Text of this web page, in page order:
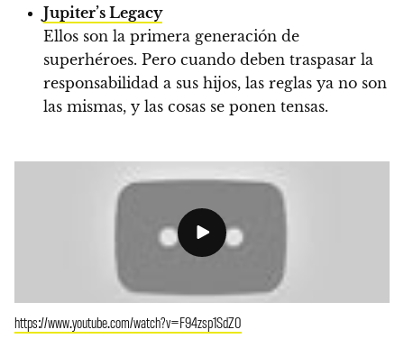
Jupiter’s Legacy
Ellos son la primera generación de
superhéroes. Pero cuando deben traspasar la
responsabilidad a sus hijos, las reglas ya no son
las mismas, y las cosas se ponen tensas.
https://www.youtube.com/watch?v=F94zsp1SdZ0